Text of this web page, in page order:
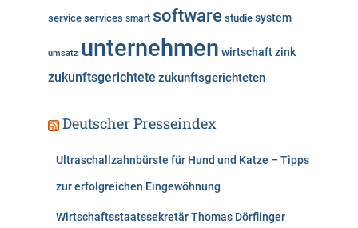
service services smart software studie system
umsatz unternehmen wirtschaftzink
zukunftsgerichtete zukunftsgerichteten
Deutscher Presseindex
Ultraschallzahnbürste für Hund und Katze – Tipps
zur erfolgreichen Eingewöhnung
Wirtschaftsstaatssekretär Thomas Dörflinger